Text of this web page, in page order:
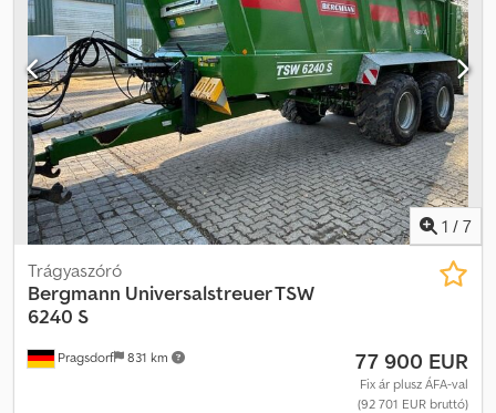
tárolási hely: ügyfélnél. Dedpfx Anezdh Atj Njkr
1 / 7
Pragsdorf 831 km
Trágyaszóró
Bergmann Universalstreuer TSW
6240 S
77 900 EUR
Fix ár plusz ÁFA-val
(92 701 EUR bruttó)